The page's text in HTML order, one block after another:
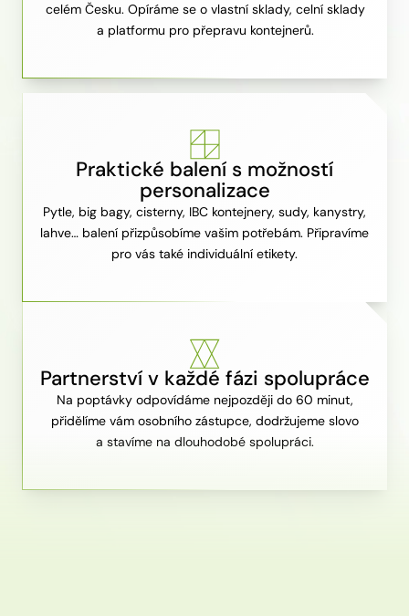
celém Česku. Opíráme se o vlastní sklady, celní sklady
a platformu pro přepravu kontejnerů.
Praktické balení s možností
personalizace
Pytle, big bagy, cisterny, IBC kontejnery, sudy, kanystry,
lahve… balení přizpůsobíme vašim potřebám. Připravíme
pro vás také individuální etikety.
Partnerství v každé fázi spolupráce
Na poptávky odpovídáme nejpozději do 60 minut,
přidělíme vám osobního zástupce, dodržujeme slovo
a stavíme na dlouhodobé spolupráci.